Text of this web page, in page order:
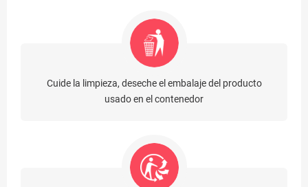
Cuide la limpieza, deseche el embalaje del producto
usado en el contenedor